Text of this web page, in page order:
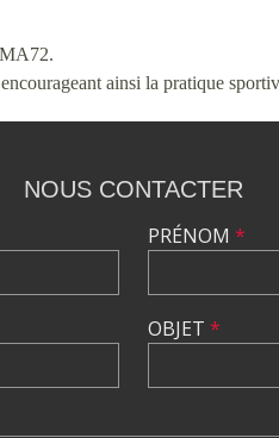
ainsi la pratique
NOUS CONTACTER
PRÉNOM *
OBJET *